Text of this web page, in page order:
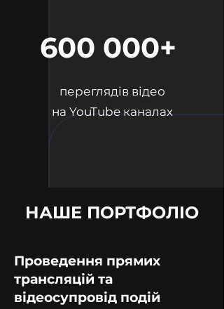
600 000+
переглядів відео
на YouTube каналах
НАШЕ ПОРТФОЛІО
Проведення прямих
трансляцій та
відеосупровід подій